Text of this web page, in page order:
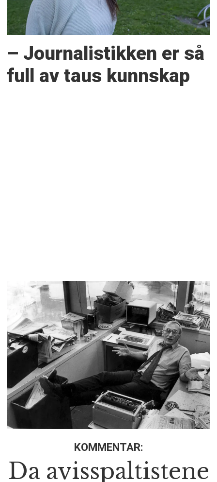
– Journalistikken er så
full av taus kunnskap
KOMMENTAR:
Da avisspaltistene